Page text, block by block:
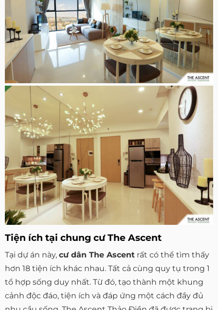
Tiện ích tại chung cư The Ascent
Tại dự án này, cư dân The Ascent rất có thể tìm thấy
hơn 18 tiện ích khác nhau. Tất cả cùng quy tụ trong 1
tổ hợp sống duy nhất. Từ đó, tạo thành một khung
cảnh độc đáo, tiện ích và đáp ứng một cách đầy đủ